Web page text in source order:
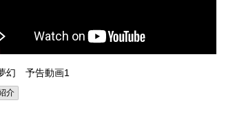
幻 予告動画1
介